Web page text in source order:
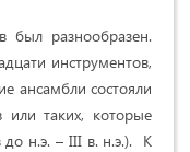
был разнообразен.
инструментов,
ансамбли состояли
или таких, которые
до н.э. – III в. н.э.). К